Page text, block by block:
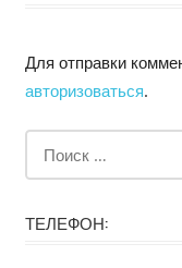
Для отправки
авторизоваться.
ТЕЛЕФОН: